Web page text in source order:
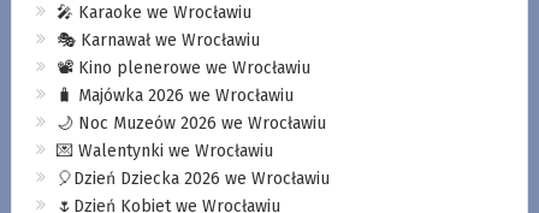
🎤 Karaoke we Wrocławiu
🎭 Karnawał we Wrocławiu
📽️ Kino plenerowe we Wrocławiu
🧳 Majówka 2026 we Wrocławiu
🌙 Noc Muzeów 2026 we Wrocławiu
💌 Walentynki we Wrocławiu
🎈Dzień Dziecka 2026 we Wrocławiu
🌷Dzień Kobiet we Wrocławiu